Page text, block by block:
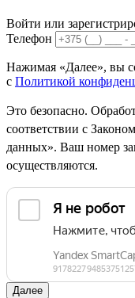
Войти или
Телефон
Нажимая «Далее», вы
с Политикой
Это безопасно.
соответствии с
данных». Ваш номер
осуществляются.
Далее